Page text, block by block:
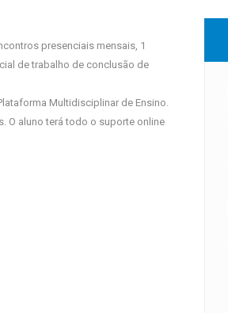
presenciais mensais, 1
de trabalho de conclusão de
Multidisciplinar de Ensino.
O aluno terá todo o suporte online